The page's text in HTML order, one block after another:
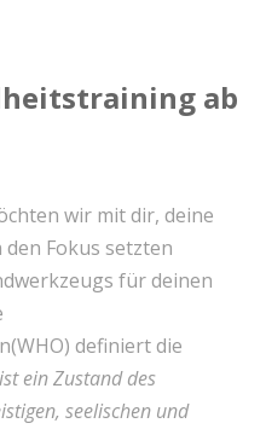
ab
wir mit dir, deine
Fokus setzten
für deinen
definiert die
ein Zustand des
seelischen und